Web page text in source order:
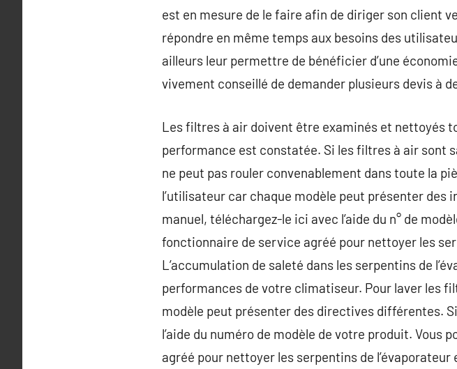
est en mesure de le faire afin de diriger son client
répondre en même temps aux besoins des
ailleurs leur permettre de bénéficier d’une
vivement conseillé de demander plusieurs devis à
Les filtres à air doivent être examinés et nettoyés
performance est constatée. Si les filtres à air sont
ne peut pas rouler convenablement dans toute la
l’utilisateur car chaque modèle peut présenter
manuel, téléchargez-le ici avec l’aide du n° de
fonctionnaire de service agréé pour nettoyer les
L’accumulation de saleté dans les serpentins de
performances de votre climatiseur. Pour laver les
modèle peut présenter des directives différentes.
l’aide du numéro de modèle de votre produit.
agréé pour nettoyer les serpentins de